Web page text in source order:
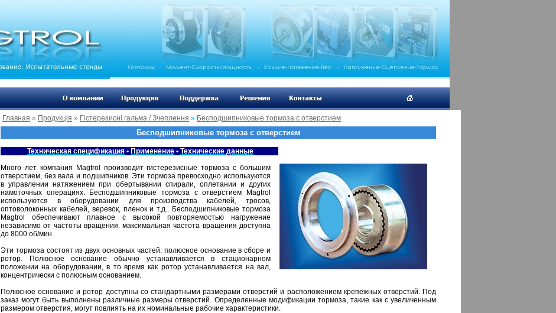
Главная » Продукція » Гістерезисні гальма / Зчеплення » Бесподшипниковые тормоза с отверстием
Бесподшипниковые тормоза с отверстием
Техническая спецификация • Применение • Технические данные
Много лет компания Magtrol производит гистерезисные тормоза с большим
отверстием, без вала и подшипников. Эти тормоза превосходно используются
в управлении натяжением при обертывании спирали, оплетании и других
намоточных операциях. Бесподшипниковые тормоза с отверстием Magtrol
используются в оборудовании для производства кабелей, тросов,
оптоволоконных кабелей, веревок, пленок и т.д.. Бесподшипниковые тормоза
Magtrol обеспечивают плавное с высокой повторяемостью нагружение
независимо от частоты вращения. максимальная частота вращения доступна
до 8000 об/мин.
Эти тормоза состоят из двух основных частей: полюсное основание в сборе и
ротор. Полюсное основание обычно устанавливается в стационарном
положении на оборудовании, в то время как ротор устанавливается на вал,
концентрически с полюсным основанием.
Полюсное основание и ротор доступны со стандартными размерами отверстий и расположением крепежных отверстий. Под
заказ могут быть выполнены различные размеры отверстий. Определенные модификации тормоза, такие как с увеличенным
размером отверстия, могут повлиять на их номинальные рабочие характеристики.